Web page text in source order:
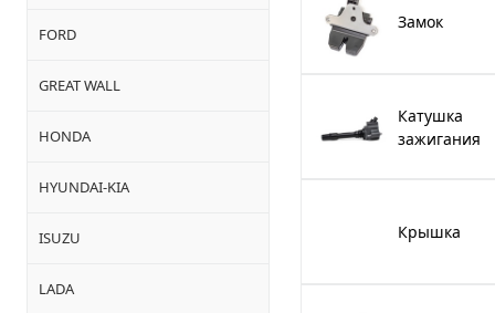
FORD
GREAT WALL
HONDA
HYUNDAI-KIA
ISUZU
LADA
Замок
Катушка
зажигания
Крышка